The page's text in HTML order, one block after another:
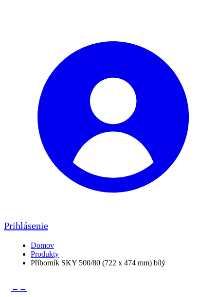
Prihlásenie
Domov
Produkty
Příborník SKY 500/80 (722 x 474 mm) bílý
← →